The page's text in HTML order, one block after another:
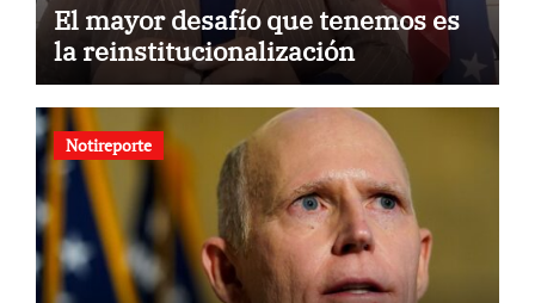
El mayor desafío que tenemos es
la reinstitucionalización
Notireporte